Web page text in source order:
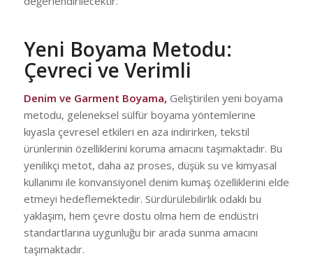
Yeni Boyama Metodu:
Çevreci ve Verimli
Denim ve Garment Boyama, Geliştirilen yeni boyama
metodu, geleneksel sülfür boyama yöntemlerine
kıyasla çevresel etkileri en aza indirirken, tekstil
ürünlerinin özelliklerini koruma amacını taşımaktadır. Bu
yenilikçi metot, daha az proses, düşük su ve kimyasal
kullanımı ile konvansiyonel denim kumaş özelliklerini elde
etmeyi hedeflemektedir. Sürdürülebilirlik odaklı bu
yaklaşım, hem çevre dostu olma hem de endüstri
standartlarına uygunluğu bir arada sunma amacını
taşımaktadır.